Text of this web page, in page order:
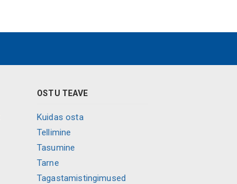
OSTU TEAVE
Kuidas osta
Tellimine
Tasumine
Tarne
Tagastamistingimused